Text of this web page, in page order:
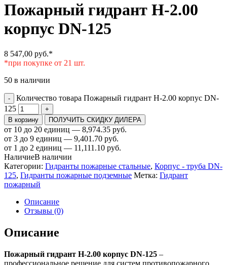
Пожарный гидрант Н-2.00
корпус DN-125
8 547,00 руб.*
*при покупке от 21 шт.
50 в наличии
-
Количество товара Пожарный гидрант Н-2.00 корпус DN-
125
+
В корзину
ПОЛУЧИТЬ СКИДКУ ДИЛЕРА
от 10 до 20 единиц — 8,974.35 руб.
от 3 до 9 единиц — 9,401.70 руб.
от 1 до 2 единиц — 11,111.10 руб.
НаличиеВ наличии
Категории: Гидранты пожарные стальные, Корпус - труба DN-
125, Гидранты пожарные подземные Метка: Гидрант
пожарный
Описание
Отзывы (0)
Описание
Пожарный гидрант Н-2.00 корпус DN-125 –
профессиональное решение для систем противопожарного